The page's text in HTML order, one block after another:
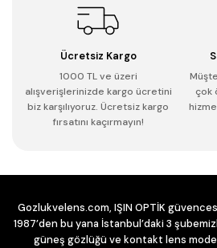
Ücretsiz Kargo
1000 TL ve üzeri
alışverişlerinizde kargo ücretini
biz karşılıyoruz. Ücretsiz kargo
fırsatını kaçırmayın!
çok
Gozlukvelens.com, IŞIN OPTİK
1987’den bu yana İstanbul’daki 3
güneş gözlüğü ve kontakt lens